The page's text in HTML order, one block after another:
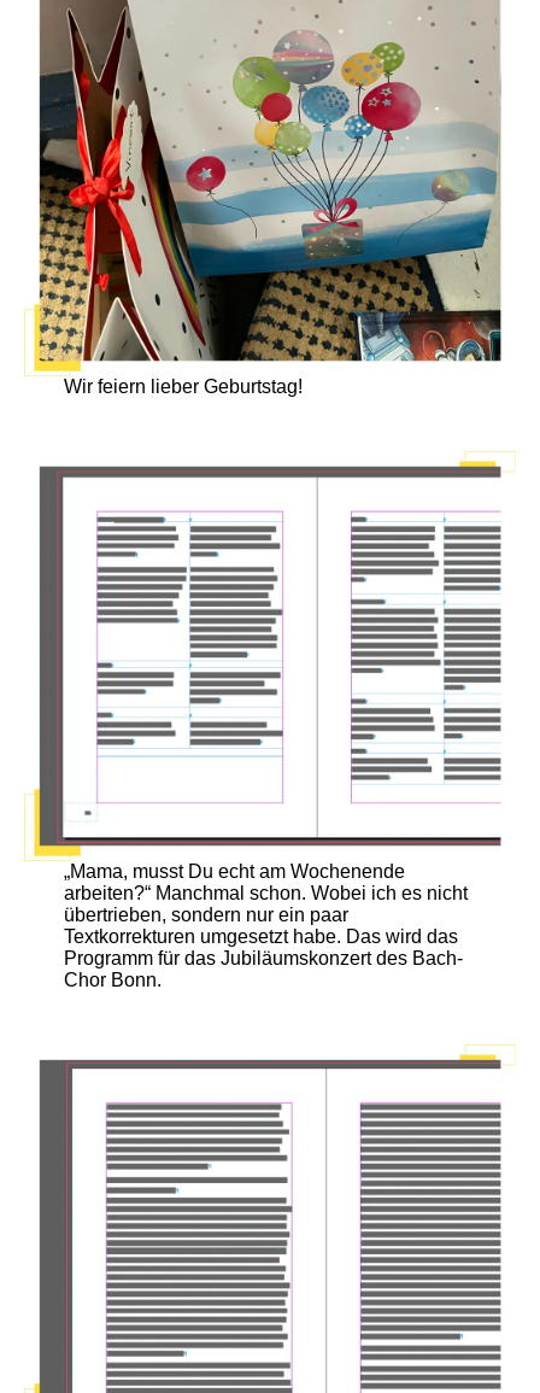
Wir feiern lieber Geburtstag!
„Mama, musst Du echt am Wochenende
arbeiten?“ Manchmal schon. Wobei ich es nicht
übertrieben, sondern nur ein paar
Textkorrekturen umgesetzt habe. Das wird das
Programm für das Jubiläumskonzert des Bach-
Chor Bonn.